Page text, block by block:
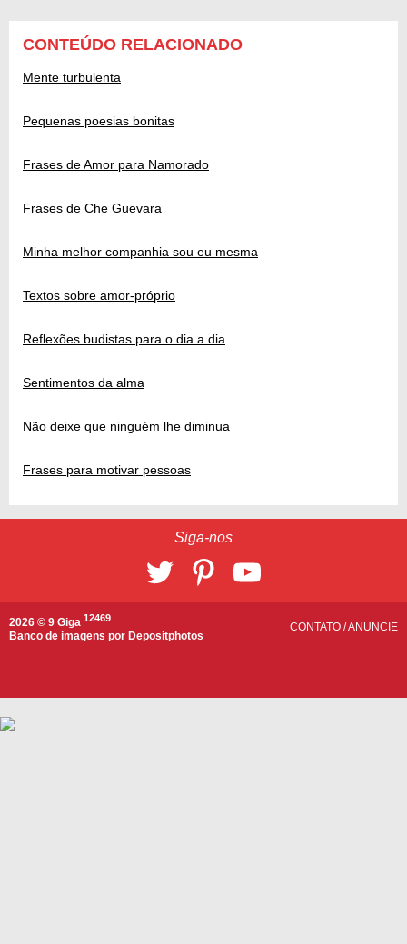
CONTEÚDO RELACIONADO
Mente turbulenta
Pequenas poesias bonitas
Frases de Amor para Namorado
Frases de Che Guevara
Minha melhor companhia sou eu mesma
Textos sobre amor-próprio
Reflexões budistas para o dia a dia
Sentimentos da alma
Não deixe que ninguém lhe diminua
Frases para motivar pessoas
Siga-nos
2026 © 9 Giga 12469
Banco de imagens por Depositphotos
CONTATO /ANUNCIE